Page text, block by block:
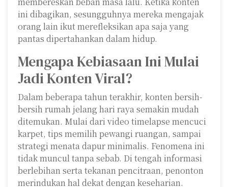
ini dibagikan, sesungguhnya mereka mengajak
orang lain ikut merefleksikan apa saja yang
pantas dipertahankan dalam hidup.
Mengapa Kebiasaan Ini Mulai
Jadi Konten Viral?
Dalam beberapa tahun terakhir, konten bersih-
bersih rumah jelang hari raya semakin mudah
ditemukan. Mulai dari video timelapse mencuci
karpet, tips memilih pewangi ruangan, sampai
strategi menata dapur minimalis. Fenomena ini
tidak muncul tanpa sebab. Di tengah informasi
berlebihan serta tekanan pencitraan, penonton
merindukan hal dekat dengan keseharian.